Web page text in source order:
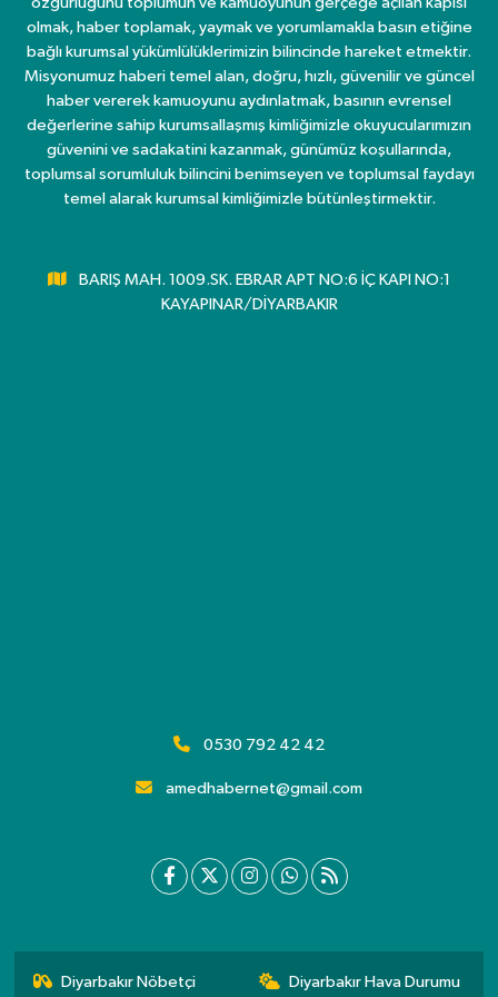
olmak, haber toplamak, yaymak ve yorumlamakla basın etiğine
bağlı kurumsal yükümlülüklerimizin bilincinde hareket etmektir.
Misyonumuz haberi temel alan, doğru, hızlı, güvenilir ve güncel
haber vererek kamuoyunu aydınlatmak, basının evrensel
değerlerine sahip kurumsallaşmış kimliğimizle okuyucularımızın
güvenini ve sadakatini kazanmak, günümüz koşullarında,
toplumsal sorumluluk bilincini benimseyen ve toplumsal faydayı
temel alarak kurumsal kimliğimizle bütünleştirmektir.
BARIŞ MAH. 1009.SK. EBRAR APT NO:6 İÇ KAPI NO:1
KAYAPINAR/DİYARBAKIR
0530 792 42 42
amedhabernet@gmail.com
Diyarbakır Nöbetçi Diyarbakır Hava Durumu